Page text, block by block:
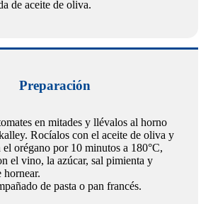
de aceite de oliva.
Preparación
en mitades y llévalos al horno
Rocíalos con el aceite de oliva y
el orégano por 10 minutos a 180°C,
el vino, la azúcar, sal pimienta y
hornear.
de pasta o pan francés.